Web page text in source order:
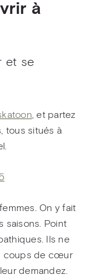
à
et se
, et partez
tous situés à
On y fait
saisons. Point
Ils ne
coups de cœur
demandez.